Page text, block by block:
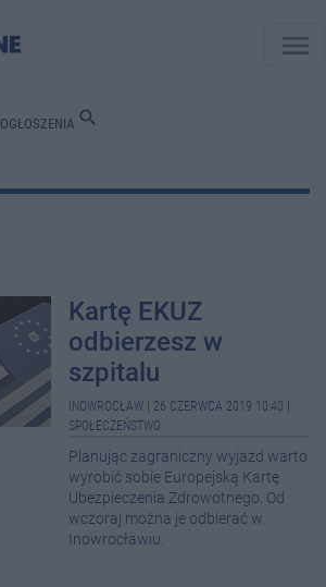
menu
OGŁOSZENIA search
Kartę EKUZ
odbierzesz w
szpitalu
INOWROCŁAW 26 CZERWCA 2019 10:40
SPOŁECZEŃSTWO
Planując zagraniczny wyjazd warto
wyrobić sobie Europejską Kartę
Ubezpieczenia Zdrowotnego. Od
wczoraj można je odbierać w
Inowrocławiu.